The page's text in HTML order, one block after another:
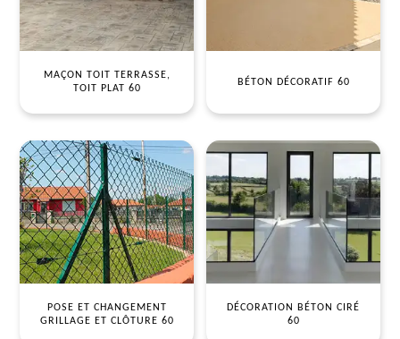
MAÇON TOIT TERRASSE,
TOIT PLAT 60
BÉTON DÉCORATIF 60
POSE ET CHANGEMENT
GRILLAGE ET CLÔTURE 60
DÉCORATION BÉTON CIRÉ
60